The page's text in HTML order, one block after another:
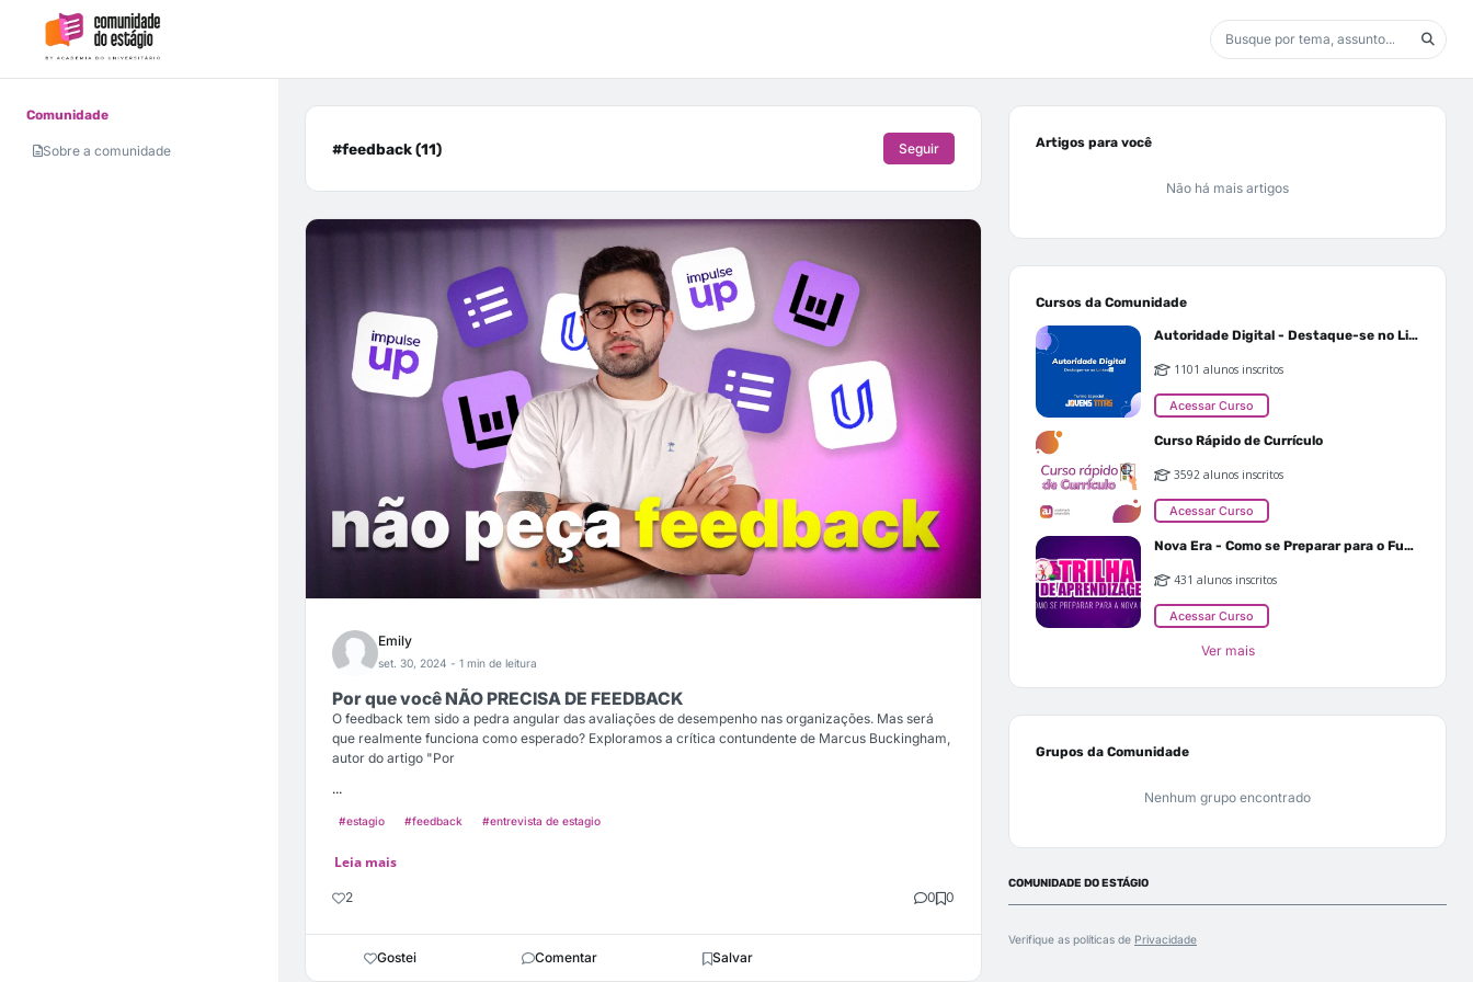
Comunidade
Sobre a comunidade #feedback (11) Seguir
Emily
set. 30, 2024 - 1 min de leitura
Por que você NÃO PRECISA DE FEEDBACK
O feedback tem sido a pedra angular das avaliações de desempenho nas organizações. Mas será
que realmente funciona como esperado? Exploramos a crítica contundente de Marcus Buckingham,
autor do artigo "Por
...
#estagio #feedback #entrevista de estagio
Leia mais
2 0 0
Gostei Comentar Salvar
Artigos para você
Não há mais artigos
Cursos da Comunidade
Autoridade Digital - Destaque-se no Linkedin
1101 alunos inscritos
Acessar Curso
Curso Rápido de Currículo
3592 alunos inscritos
Acessar Curso
Nova Era - Como se Preparar para o Futuro
431 alunos inscritos
Acessar Curso
Ver mais
Grupos da Comunidade
Nenhum grupo encontrado
COMUNIDADE DO ESTÁGIO
Verifique as políticas de Privacidade